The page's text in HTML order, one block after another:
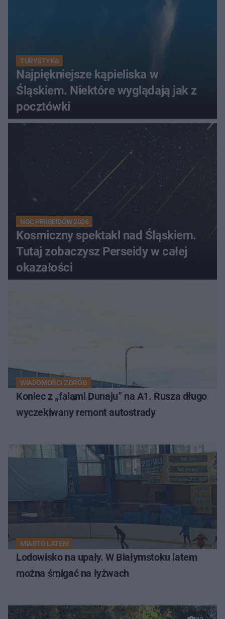
TURYSTYKA
Najpiękniejsze kąpieliska w
Śląskiem. Niektóre wyglądają jak z
pocztówki
NOC PERSEIDÓW 2026
Kosmiczny spektakl nad Śląskiem.
Tutaj zobaczysz Perseidy w całej
okazałości
WIADOMOŚCI Z DRÓG
Koniec z „falami Dunaju” na A1. Rusza długo
wyczekiwany remont autostrady
MIASTO LATEM
Lodowisko na upały. W Białymstoku latem
można śmigać na łyżwach